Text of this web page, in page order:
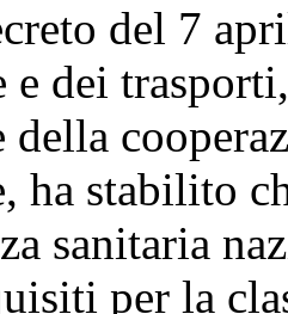
del 7
e dei
della
ha stabilito
sanitaria
per la